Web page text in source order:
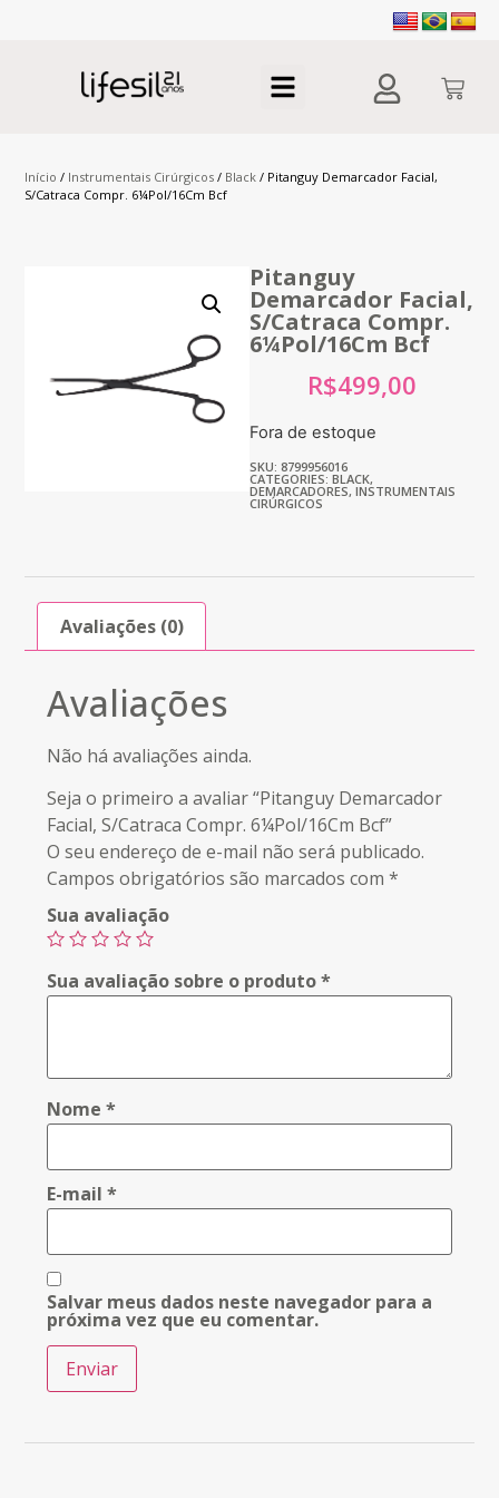
Início / Instrumentais Cirúrgicos / Black / Pitanguy Demarcador Facial,
S/Catraca Compr. 6¼Pol/16Cm Bcf
Pitanguy
Demarcador Facial,
S/Catraca Compr.
6¼Pol/16Cm Bcf
R$499,00
Fora de estoque
SKU: 8799956016
CATEGORIES: BLACK,
DEMARCADORES, INSTRUMENTAIS
CIRÚRGICOS
Avaliações (0)
Avaliações
Não há avaliações ainda.
Seja o primeiro a avaliar “Pitanguy Demarcador
Facial, S/Catraca Compr. 6¼Pol/16Cm Bcf”
O seu endereço de e-mail não será publicado.
Campos obrigatórios são marcados com*
Sua avaliação
Sua avaliação sobre o produto*
Nome*
E-mail*
Salvar meus dados neste navegador para a
próxima vez que eu comentar.